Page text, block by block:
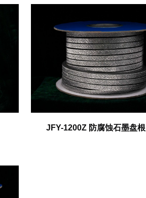
JFY-1200Z 防腐蚀石墨盘根